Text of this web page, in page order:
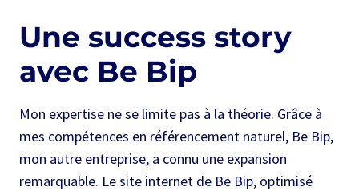
Une success story
avec Be Bip
Mon expertise ne se limite pas à la théorie. Grâce à
mes compétences en référencement naturel, Be Bip,
mon autre entreprise, a connu une expansion
remarquable. Le site internet de Be Bip, optimisé